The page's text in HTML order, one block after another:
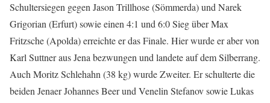
Schultersiegen gegen Jason Trillhose (Sömmerda) und Narek
Grigorian (Erfurt) sowie einen 4:1 und 6:0 Sieg über Max
Fritzsche (Apolda) erreichte er das Finale. Hier wurde er aber von
Karl Suttner aus Jena bezwungen und landete auf dem Silberrang.
Auch Moritz Schlehahn (38 kg) wurde Zweiter. Er schulterte die
beiden Jenaer Johannes Beer und Venelin Stefanov sowie Lukas